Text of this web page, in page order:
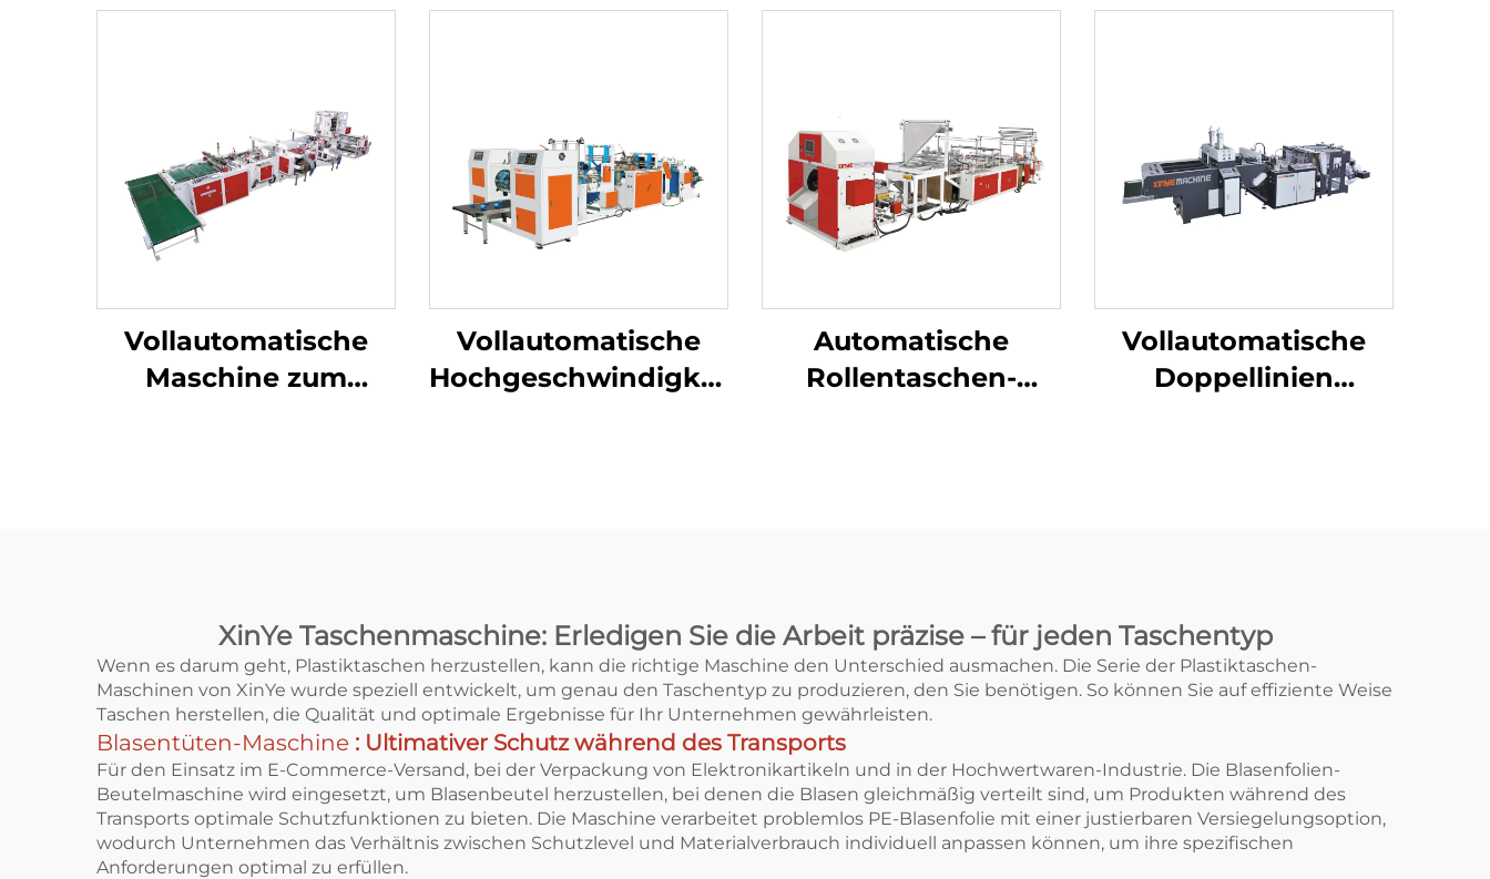
Vollautomatische
Maschine zum
Vollautomatische
Hochgeschwindigkeits-
Automatische
Rollentaschen-
Vollautomatische
Doppellinien
XinYe Taschenmaschine: Erledigen Sie die Arbeit präzise – für jeden Taschentyp
Wenn es darum geht, Plastiktaschen herzustellen, kann die richtige Maschine den Unterschied ausmachen. Die Serie der Plastiktaschen-
Maschinen von XinYe wurde speziell entwickelt, um genau den Taschentyp zu produzieren, den Sie benötigen. So können Sie auf effiziente Weise
Taschen herstellen, die Qualität und optimale Ergebnisse für Ihr Unternehmen gewährleisten.
Blasentüten-Maschine : Ultimativer Schutz während des Transports
Für den Einsatz im E-Commerce-Versand, bei der Verpackung von Elektronikartikeln und in der Hochwertwaren-Industrie. Die Blasenfolien-
Beutelmaschine wird eingesetzt, um Blasenbeutel herzustellen, bei denen die Blasen gleichmäßig verteilt sind, um Produkten während des
Transports optimale Schutzfunktionen zu bieten. Die Maschine verarbeitet problemlos PE-Blasenfolie mit einer justierbaren Versiegelungsoption,
wodurch Unternehmen das Verhältnis zwischen Schutzlevel und Materialverbrauch individuell anpassen können, um ihre spezifischen
Anforderungen optimal zu erfüllen.